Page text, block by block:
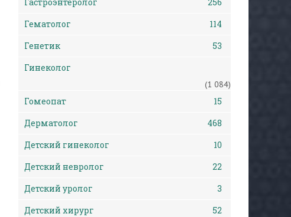
Гематолог
114
Генетик
53
Гинеколог
(1 084)
Гомеопат
15
Дерматолог
468
Детский гинеколог
10
Детский невролог
22
Детский уролог
3
Детский хирург
52